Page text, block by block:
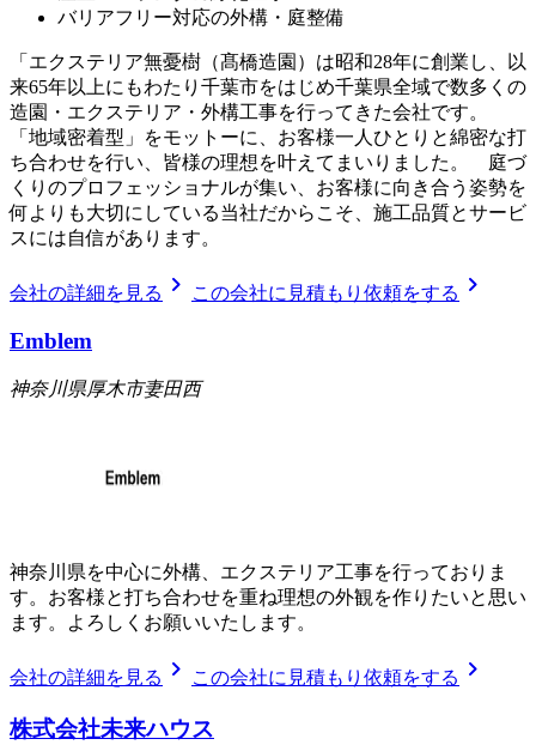
バリアフリー対応の外構・庭整備
「エクステリア無憂樹（髙橋造園）は昭和28年に創業し、以
来65年以上にもわたり千葉市をはじめ千葉県全域で数多くの
造園・エクステリア・外構工事を行ってきた会社です。
「地域密着型」をモットーに、お客様一人ひとりと綿密な打
ち合わせを行い、皆様の理想を叶えてまいりました。 庭づ
くりのプロフェッショナルが集い、お客様に向き合う姿勢を
何よりも大切にしている当社だからこそ、施工品質とサービ
スには自信があります。
会社の詳細を見る chevron_right この会社に見積もり依頼をする chevron_right
Emblem
神奈川県厚木市妻田西
神奈川県を中心に外構、エクステリア工事を行っておりま
す。お客様と打ち合わせを重ね理想の外観を作りたいと思い
ます。よろしくお願いいたします。
会社の詳細を見る chevron_right この会社に見積もり依頼をする chevron_right
株式会社未来ハウス